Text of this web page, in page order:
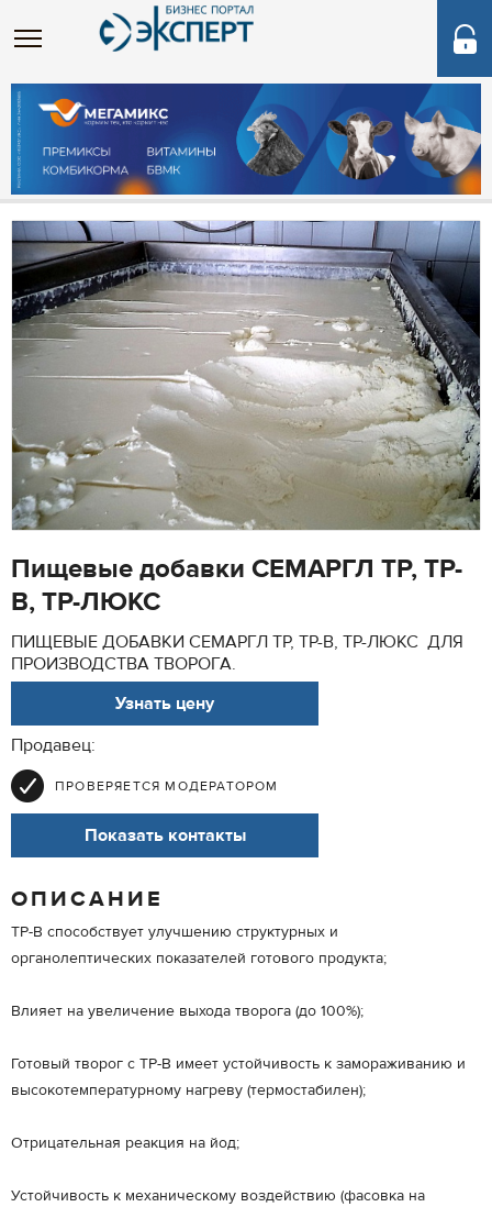
Пищевые добавки СЕМАРГЛ ТР, ТР-
В, ТР-ЛЮКС
ПИЩЕВЫЕ ДОБАВКИ СЕМАРГЛ ТР, ТР-В, ТР-ЛЮКС ДЛЯ
ПРОИЗВОДСТВА ТВОРОГА.
Узнать цену
Продавец:
ПРОВЕРЯЕТСЯ МОДЕРАТОРОМ
Показать контакты
ОПИСАНИЕ
ТР-В способствует улучшению структурных и
органолептических показателей готового продукта;
Влияет на увеличение выхода творога (до 100%);
Готовый творог с ТР-В имеет устойчивость к замораживанию и
высокотемпературному нагреву (термостабилен);
Отрицательная реакция на йод;
Устойчивость к механическому воздействию (фасовка на